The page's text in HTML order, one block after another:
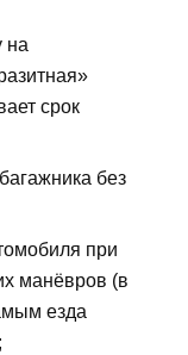
на
срок
без
при
манёвров (в
езда